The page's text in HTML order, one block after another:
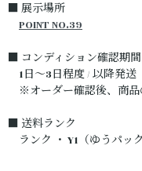
■ 展示場所
POINT NO.39
■ コンディション確認期間
1日～3日程度 / 以降発送
※オーダー確認後、商品
■ 送料ランク
ランク ・ Y1（ゆうパ